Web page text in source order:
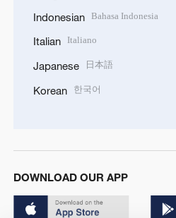
Indonesian Bahasa Indonesia
Italian Italiano
Japanese 日本語
Korean 한국어
DOWNLOAD OUR APP